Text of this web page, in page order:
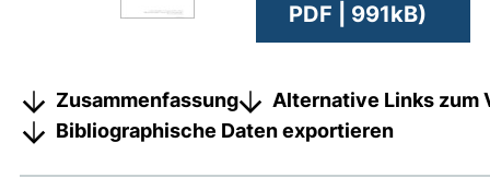
PDF | 991kB)
Zusammenfassung
Alternative Links zum
Bibliographische Daten exportieren